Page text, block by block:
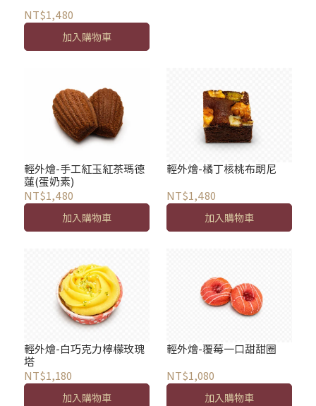
NT$1,480
加入購物車
輕外燴-手工紅玉紅茶瑪德
蓮(蛋奶素)
NT$1,480
加入購物車
輕外燴-橘丁核桃布朗尼
NT$1,480
加入購物車
輕外燴-白巧克力檸檬玫瑰
塔
NT$1,180
加入購物車
輕外燴-覆莓一口甜甜圈
NT$1,080
加入購物車